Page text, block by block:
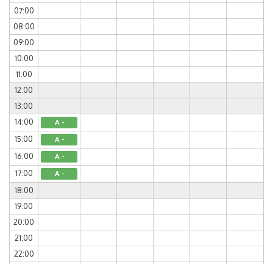
07:00
08:00
09:00
10:00
11:00
12:00
13:00
14:00
A -
15:00 A -
16:00 A -
17:00 A -
18:00
19:00
20:00
21:00
22:00